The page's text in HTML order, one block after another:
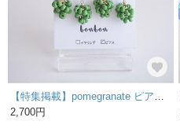
2,700円